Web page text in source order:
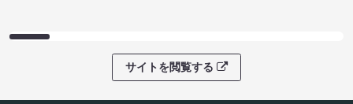
サイトを閲覧する